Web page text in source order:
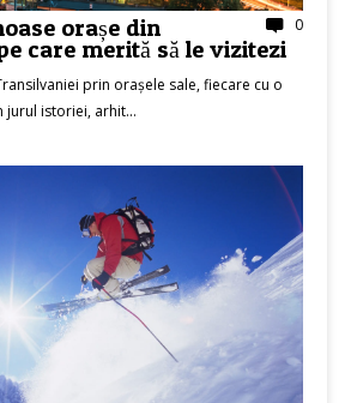
0
orașe din
care merită să le vizitezi
prin orașele sale, fiecare cu o
istoriei, arhit...